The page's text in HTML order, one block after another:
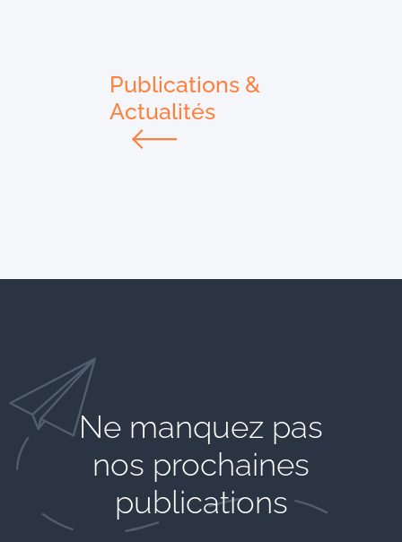
Publications &
Actualités
Ne manquez pas
nos prochaines
publications